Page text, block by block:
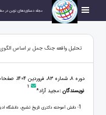
مجله دستاوردهای نوین در
تحلیل واقعه جنگ جمل بر اساس
دوره 8، شماره 83، فروردین 1404، صفحات 96 - 107
نویسندگان :مجید آزاد* 1
1- دانش آموخته دکتری تاریخ تشیع، دانشگاه